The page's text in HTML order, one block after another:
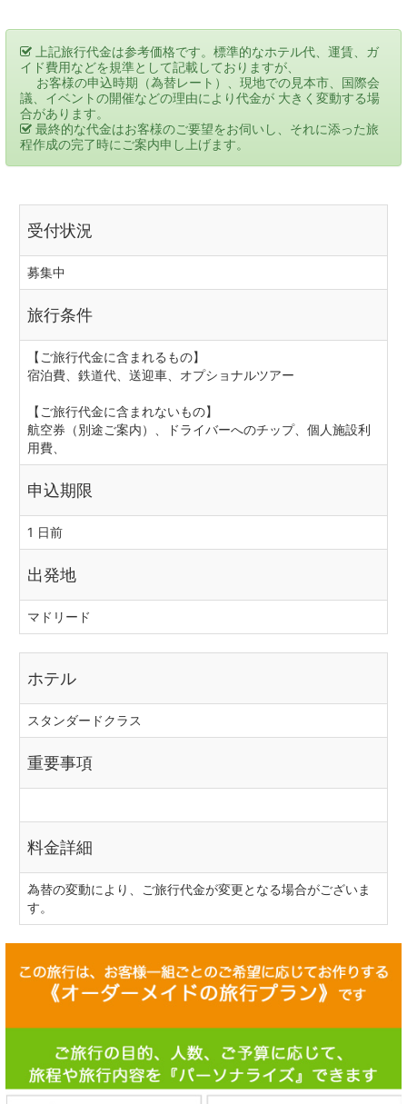
上記旅行代金は参考価格です。標準的なホテル代、運賃、ガ
イド費用などを規準として記載しておりますが、
お客様の申込時期（為替レート）、現地での見本市、国際会
議、イベントの開催などの理由により代金が 大きく変動する場
合があります。
最終的な代金はお客様のご要望をお伺いし、それに添った旅
程作成の完了時にご案内申し上げます。
受付状況
募集中
旅行条件
【ご旅行代金に含まれるもの】
宿泊費、鉄道代、送迎車、オプショナルツアー
【ご旅行代金に含まれないもの】
航空券（別途ご案内）、ドライバーへのチップ、個人施設利
用費、
申込期限
1 日前
出発地
マドリード
ホテル
スタンダードクラス
重要事項
料金詳細
為替の変動により、ご旅行代金が変更となる場合がございま
す。